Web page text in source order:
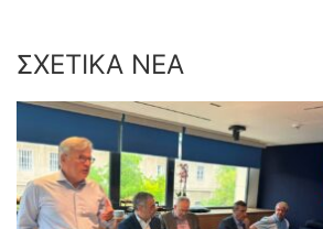
ΣΧΕΤΙΚΑ ΝΕΑ